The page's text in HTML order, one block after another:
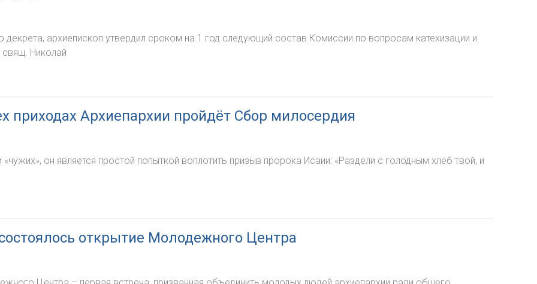
архиепископ утвердил сроком на 1 год следующий состав Комиссии по вопросам катехизации и
Николай
приходах Архиепархии пройдёт Сбор милосердия
он является простой попыткой воплотить призыв пророка Исаии: «Раздели с голодным хлеб твой, и
открытие Молодежного Центра